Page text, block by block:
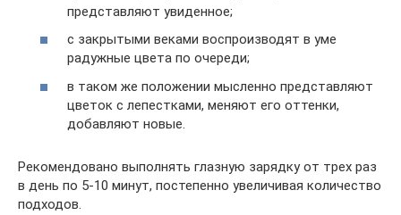
представляют увиденное;
с закрытыми веками воспроизводят в уме
радужные цвета по очереди;
в таком же положении мысленно представляют
цветок с лепестками, меняют его оттенки,
добавляют новые.
Рекомендовано выполнять глазную зарядку от трех раз
в день по 5-10 минут, постепенно увеличивая количество
подходов.